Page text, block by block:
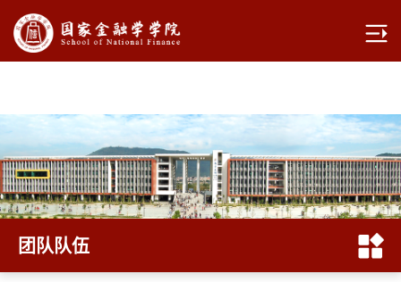
yl7703永利|官方网站
团队队伍